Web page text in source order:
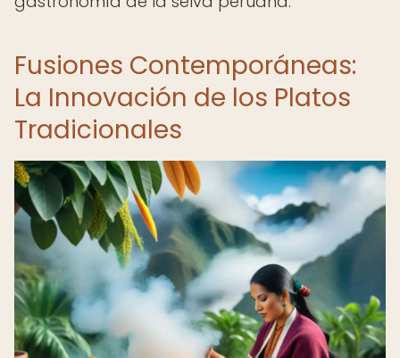
Fusiones Contemporáneas:
La Innovación de los Platos
Tradicionales